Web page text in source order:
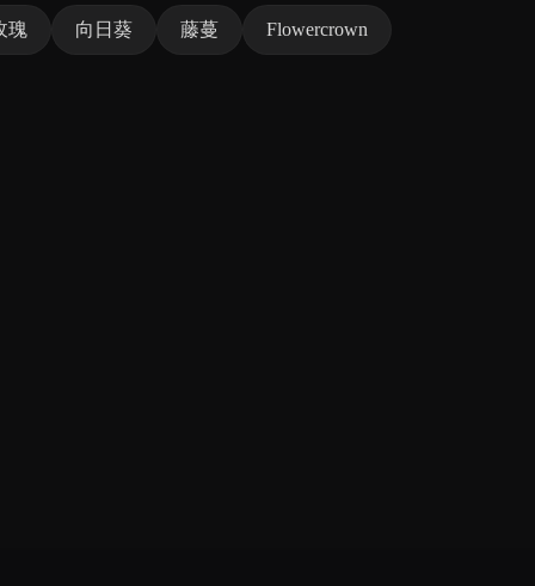
瑰 向日葵 藤蔓 Flowercrown